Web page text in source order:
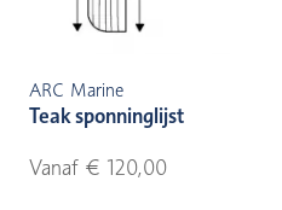
ARC Marine
Teak sponninglijst
Vanaf € 120,00